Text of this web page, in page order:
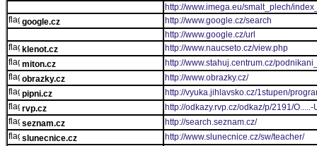
http://www.imega.eu/smalt_plech/
google.cz
http://www.google.cz/search
http://www.google.cz/url
klenot.cz
http://www.naucseto.cz/view.php
miton.cz
http://www.stahuj.centrum.cz/
obrazky.cz
http://www.obrazky.cz/
pipni.cz
http://vyuka.jihlavsko.cz/1stupen/
rvp.cz
http://odkazy.rvp.cz/odkaz/p/2191/
seznam.cz
http://search.seznam.cz/
slunecnice.cz
http://www.slunecnice.cz/sw/teacher/